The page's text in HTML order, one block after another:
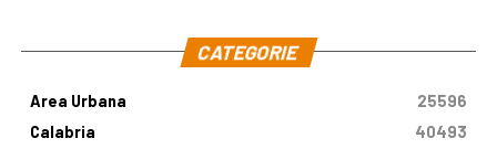
CATEGORIE
Area Urbana
25596
Calabria
40493